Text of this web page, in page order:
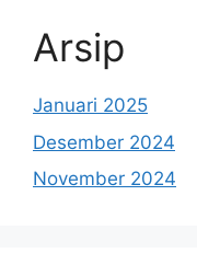
Arsip
Januari 2025
Desember 2024
November 2024